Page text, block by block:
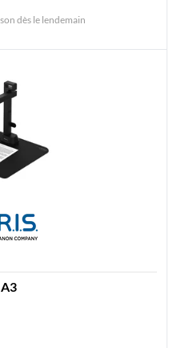
dès le lendemain